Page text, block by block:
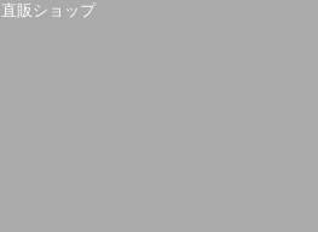
直販ショップ